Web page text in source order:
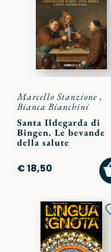
Marcello Stanzione,
Bianca Bianchini
Santa Ildegarda di
Bingen. Le bevande
della salute
€ 18,50